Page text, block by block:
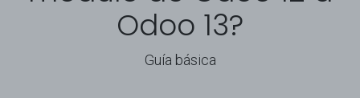
Odoo 13?
Guía básica